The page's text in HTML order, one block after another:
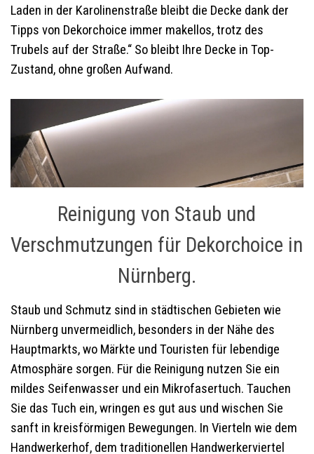
Laden in der Karolinenstraße bleibt die Decke dank der
Tipps von Dekorchoice immer makellos, trotz des
Trubels auf der Straße.“ So bleibt Ihre Decke in Top-
Zustand, ohne großen Aufwand.
Reinigung von Staub und
Verschmutzungen für Dekorchoice in
Nürnberg.
Staub und Schmutz sind in städtischen Gebieten wie
Nürnberg unvermeidlich, besonders in der Nähe des
Hauptmarkts, wo Märkte und Touristen für lebendige
Atmosphäre sorgen. Für die Reinigung nutzen Sie ein
mildes Seifenwasser und ein Mikrofasertuch. Tauchen
Sie das Tuch ein, wringen es gut aus und wischen Sie
sanft in kreisförmigen Bewegungen. In Vierteln wie dem
Handwerkerhof, dem traditionellen Handwerkerviertel